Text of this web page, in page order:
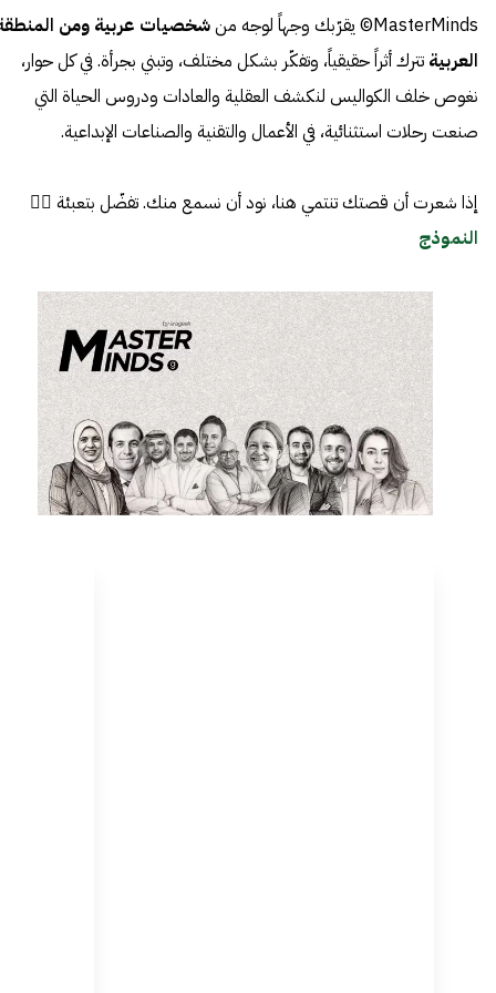
MasterMinds© يقرّبك وجهاً لوجه من
شخصيات عربية ومن
العربية تترك أثراً حقيقياً، وتفكّر بشكل مختلف، وتبني بجرأة. في كل حوار،
نغوص خلف الكواليس لنكشف العقلية والعادات ودروس الحياة التي
صنعت رحلات استثنائية، في الأعمال والتقنية والصناعات الإبداعية.
إذا شعرت أن قصتك تنتمي هنا، نود أن نسمع منك. تفضّل بتعبئة 👈🏼
النموذج